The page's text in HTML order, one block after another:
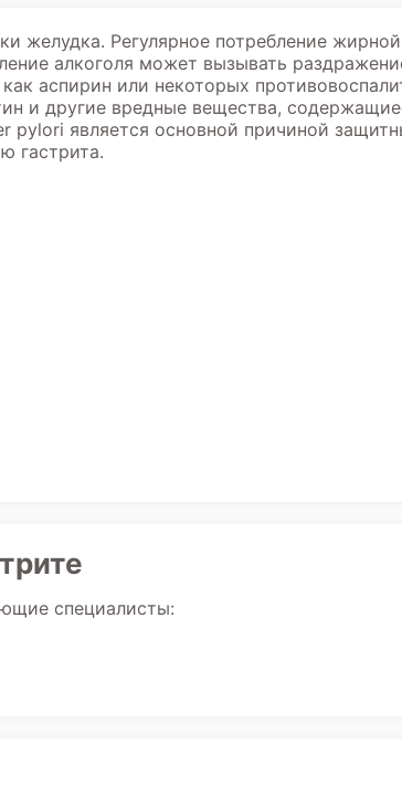
желудка. Регулярное потребление
алкоголя может вызывать
аспирин или некоторых
и другие вредные вещества,
pylori является основной причиной
гастрита.
специалисты: